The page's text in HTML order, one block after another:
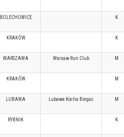
BOLECHOWICE K
KRAKÓW K
WARSZAWA Warsaw Run Club M
KRAKÓW M
LUBAWA Lubawa Kocha Biegać M
RYBNIK K